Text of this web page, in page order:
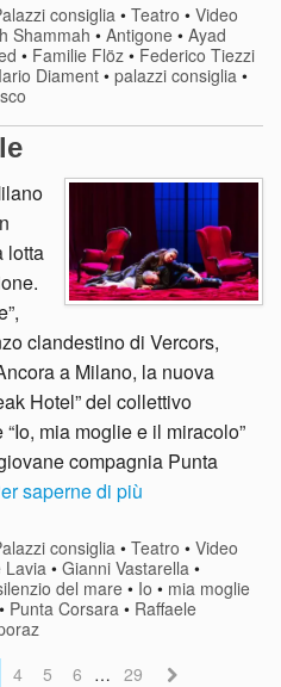
consiglia • Teatro • Video
Shammah •Antigone •Ayad
• Familie Flöz • Federico Tiezzi
Diament• palazzi consiglia •
lotta
clandestino di Vercors,
a Milano, la nuova
Hotel” del collettivo
mia moglie e il miracolo”
compagnia Punta
saperne di più
consiglia • Teatro • Video
Lavia •Gianni Vastarella •
del mare• Io • mia moglie
• Punta Corsara • Raffaele
4 5 6 … 29